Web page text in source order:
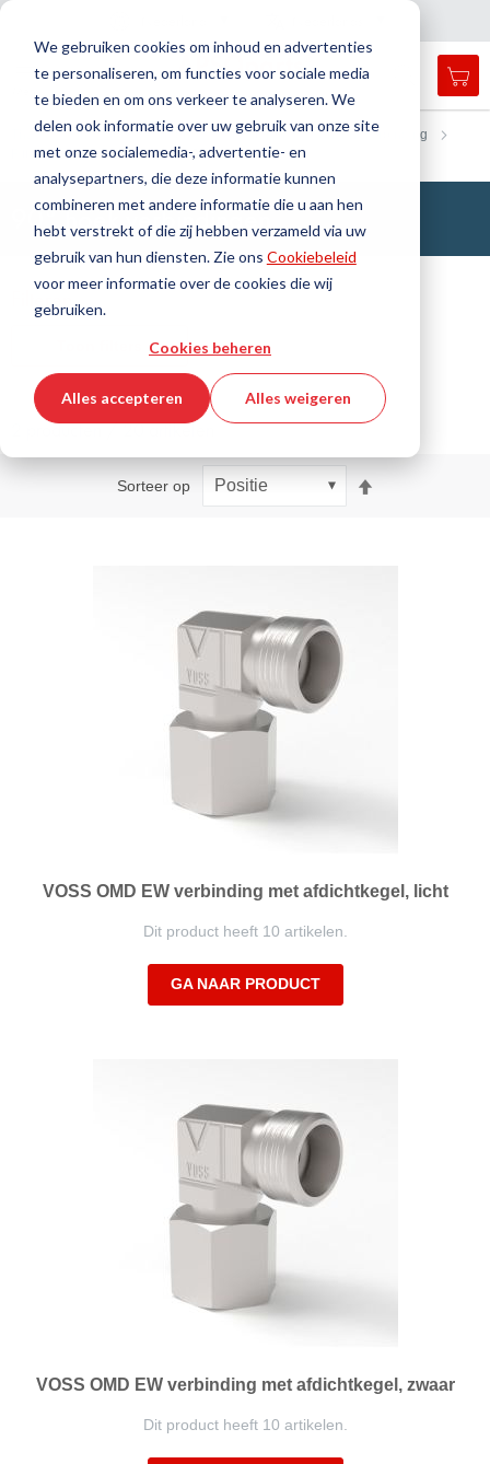
We gebruiken cookies om inhoud en advertenties
te personaliseren, om functies voor sociale media
te bieden en om ons verkeer te analyseren. We
delen ook informatie over uw gebruik van onze site
met onze socialemedia-, advertentie- en
analysepartners, die deze informatie kunnen
combineren met andere informatie die u aan hen
hebt verstrekt of die zij hebben verzameld via uw
gebruik van hun diensten. Zie ons Cookiebeleid
voor meer informatie over de cookies die wij
gebruiken.
Cookies beheren
Alles accepteren Alles weigeren
search
Zoek
Thuis Industriële slangen Armaturen
Snijringverbinding
Fitting met afdichtconus
90° hoek
90° hoek verbindingen
Filteren
2 producten / 20 artikelen
Sorteer op
VOSS OMD EW verbinding met afdichtkegel, licht
Dit product heeft 10 artikelen.
GA NAAR PRODUCT
VOSS OMD EW verbinding met afdichtkegel, zwaar
Dit product heeft 10 artikelen.